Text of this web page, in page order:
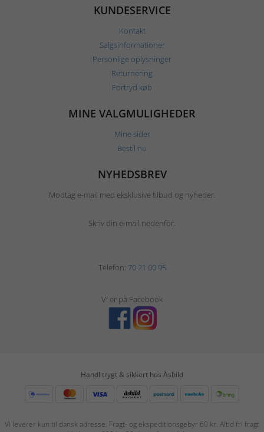
KUNDESERVICE
Kontakt
Salgsinformationer
Personlige oplysninger
Returnering
Fortryd køb
MINE VALGMULIGHEDER
Mine sider
Bestil nu
NYHEDSBREV
Modtag e-mail med eksklusive tilbud og nyheder.
Skriv din e-mail nedenfor.
Telefon: 70 21 00 95
Vi er på Facebook
Handl trygt & sikkert hos Åshild
Vi leverer kun til dansk adresse. Fragt- og ekspeditionsgebyr 60 kr. Altid fri fragt